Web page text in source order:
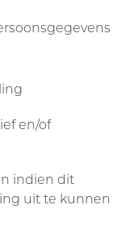
en/of
indien dit
uit te kunnen